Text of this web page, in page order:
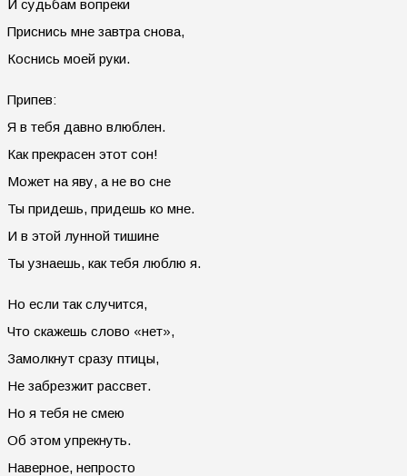
И судьбам вопреки
Приснись мне завтра снова,
Коснись моей руки.
Припев:
Я в тебя давно влюблен.
Как прекрасен этот сон!
Может на яву, а не во сне
Ты придешь, придешь ко мне.
И в этой лунной тишине
Ты узнаешь, как тебя люблю я.
Но если так случится,
Что скажешь слово «нет»,
Замолкнут сразу птицы,
Не забрезжит рассвет.
Но я тебя не смею
Об этом упрекнуть.
Наверное, непросто